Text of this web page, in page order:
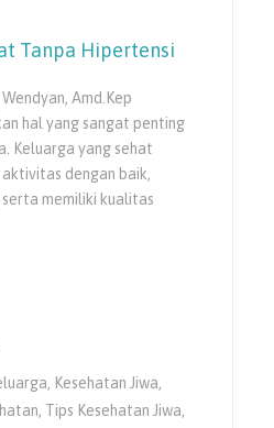
Tanpa Hipertensi
Amd.Kep
hal yang sangat penting
Keluarga yang sehat
dengan baik,
serta memiliki kualitas
, Kesehatan Jiwa,
, Tips Kesehatan Jiwa,